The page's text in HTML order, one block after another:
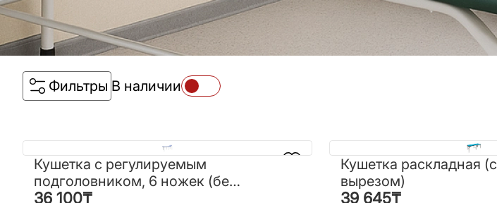
Фильтры В наличии
Кушетка с регулируемым
подголовником, 6 ножек (без
выреза)
36 100₸
Кушетка с регулируемым
подголовником, 6 ножек (без
выреза)
36 100₸
Кушетка раскладная (с
вырезом)
39 645₸
Кушетка раскладная (с
вырезом)
39 645₸